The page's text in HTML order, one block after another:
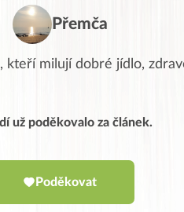
Přemča
kteří milují dobré jídlo,
už poděkovalo za článek.
Poděkovat